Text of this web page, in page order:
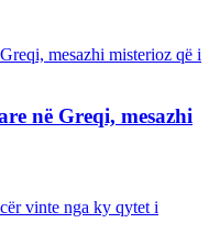
në Greqi, mesazhi